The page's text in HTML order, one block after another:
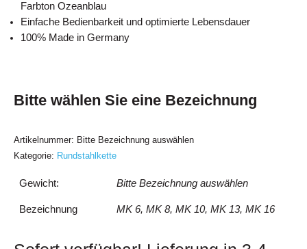
Farbton Ozeanblau
Einfache Bedienbarkeit und optimierte Lebensdauer
100% Made in Germany
Bitte wählen Sie eine Bezeichnung
Artikelnummer: Bitte Bezeichnung auswählen
Kategorie: Rundstahlkette
Gewicht: Bitte Bezeichnung auswählen
Bezeichnung MK 6, MK 8, MK 10, MK 13, MK 16